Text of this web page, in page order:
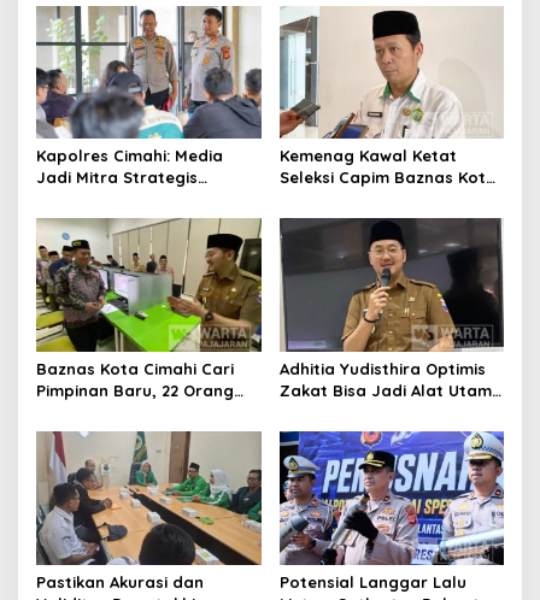
Pengurangan Belanja
Daerah
Kapolres Cimahi: Media
Jadi Mitra Strategis
Publik
Kemenag Kawal Ketat
Seleksi Capim Baznas Kota
Komisioner Baznas
Berintegritas
Baznas Kota Cimahi Cari
Pimpinan Baru, 22 Orang
Adhitia Yudisthira Optimis
Zakat Bisa Jadi Alat Utama
Kota Cimahi
Pastikan Akurasi dan
Potensial Langgar Lalu